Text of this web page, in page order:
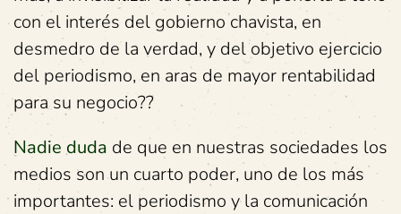
con el interés del gobierno chavista, en
desmedro de la verdad, y del objetivo ejercicio
del periodismo, en aras de mayor rentabilidad
para su negocio??
Nadie duda de que en nuestras sociedades los
medios son un cuarto poder, uno de los más
importantes: el periodismo y la comunicación